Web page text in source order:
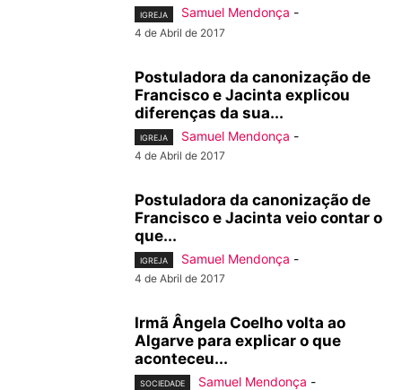
IGREJA Samuel Mendonça -
4 de Abril de 2017
Postuladora da canonização de
Francisco e Jacinta explicou
diferenças da sua...
IGREJA Samuel Mendonça -
4 de Abril de 2017
Postuladora da canonização de
Francisco e Jacinta veio contar o
que...
IGREJA Samuel Mendonça -
4 de Abril de 2017
Irmã Ângela Coelho volta ao
Algarve para explicar o que
aconteceu...
SOCIEDADE Samuel Mendonça -